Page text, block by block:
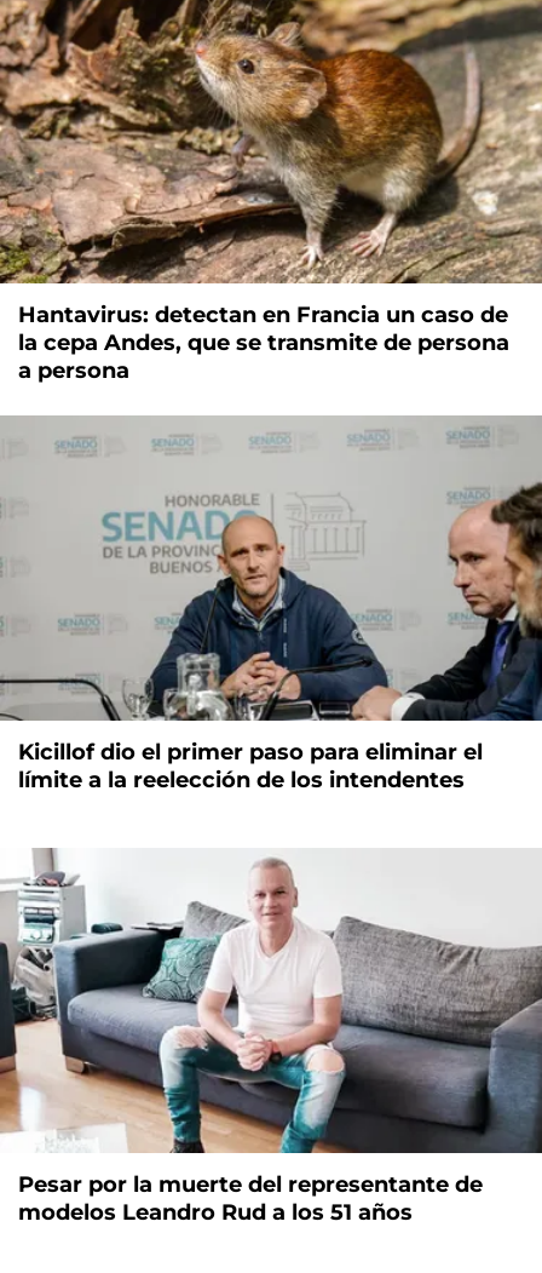
Hantavirus: detectan en Francia un caso de
la cepa Andes, que se transmite de persona
a persona
Kicillof dio el primer paso para eliminar el
límite a la reelección de los intendentes
Pesar por la muerte del representante de
modelos Leandro Rud a los 51 años